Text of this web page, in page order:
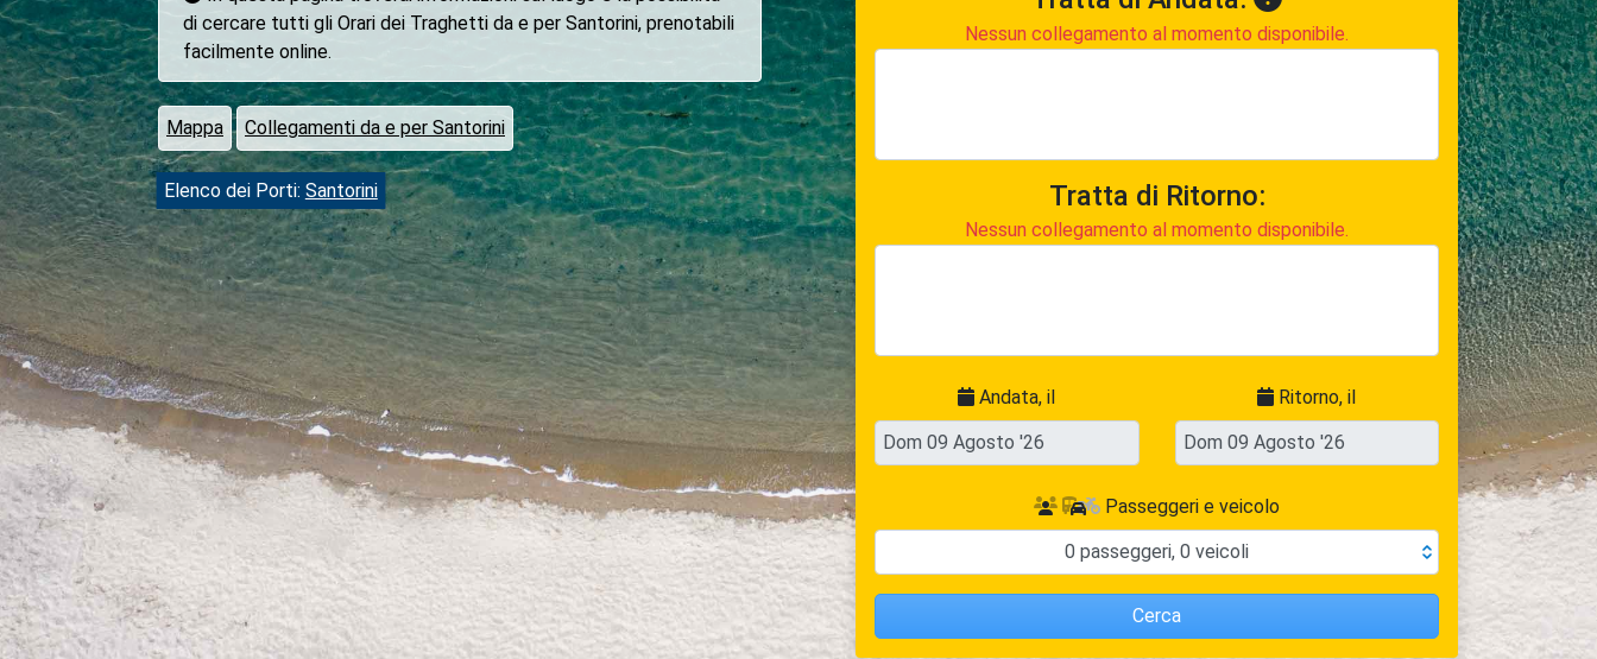
di cercare tutti gli Orari dei Traghetti da e per Santorini, prenotabili
facilmente online.
Mappa Collegamenti da e per Santorini
Elenco dei Porti: Santorini
Nessun collegamento al momento disponibile.
Tratta di Ritorno:
Nessun collegamento al momento disponibile.
Andata, il Ritorno, il
Passeggeri e veicolo
0 passeggeri, 0 veicoli
Cerca